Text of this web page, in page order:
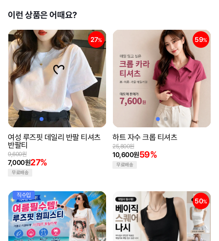
이런 상품은 어때요?
27%
여성 루즈핏 데일리 반팔 티셔츠
반팔티
7,000원27%
9,600원
무료배송
59%
하트 자수 크롭 티셔츠
10,600원59%
25,800원
무료배송
직수입
50%